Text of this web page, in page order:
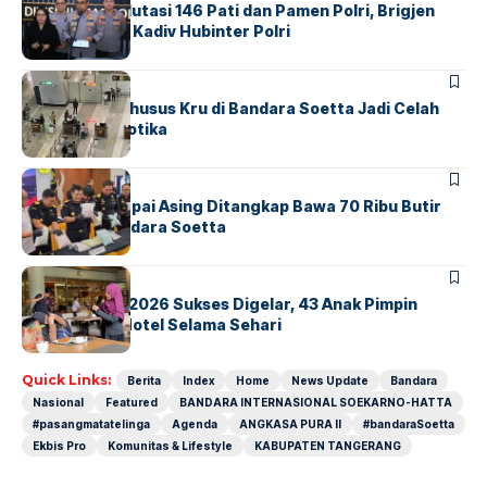
Mabes Polri Mutasi 146 Pati dan Pamen Polri, Brigjen
Untung Jabat Kadiv Hubinter Polri
BANDARABERITA
Ketika Jalur Khusus Kru di Bandara Soetta Jadi Celah
Sindikat Narkotika
BANDARA BERITA
Kopilot Maskapai Asing Ditangkap Bawa 70 Ribu Butir
Ekstasi di Bandara Soetta
BERITAINDEX
GM For A Day 2026 Sukses Digelar, 43 Anak Pimpin
Operasional Hotel Selama Sehari
Quick Links: Berita Index Home News Update
Bandara
Nasional
Featured
BANDARA INTERNASIONAL SOEKARNO-HATTA
#pasangmatatelinga
Agenda ANGKASA PURA II
#bandaraSoetta
Ekbis Pro
Komunitas & Lifestyle KABUPATEN TANGERANG